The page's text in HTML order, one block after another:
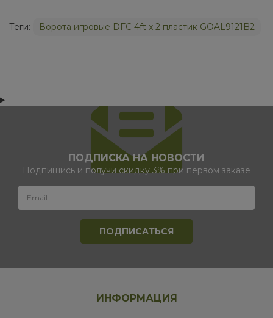
Теги: Ворота игровые DFC 4ft х 2 пластик GOAL9121B2
ПОДПИСКА НА НОВОСТИ
Подпишись и получи скидку 3% при первом заказе
ИНФОРМАЦИЯ